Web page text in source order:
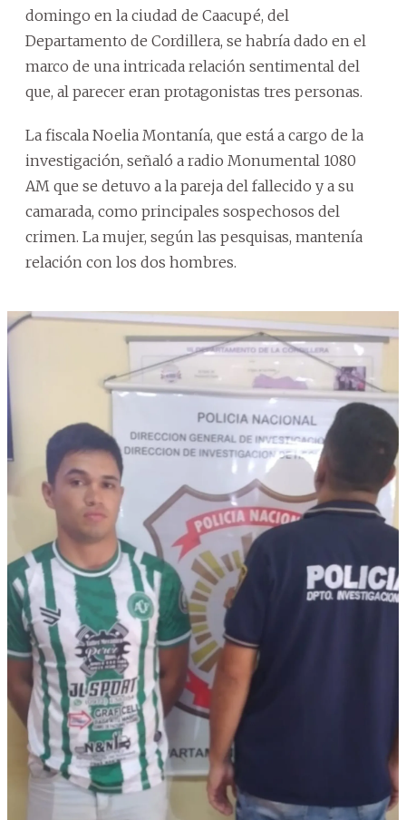
domingo en la ciudad de Caacupé, del
Departamento de Cordillera, se habría dado en el
marco de una intricada relación sentimental del
que, al parecer eran protagonistas tres personas.
La fiscala Noelia Montanía, que está a cargo de la
investigación, señaló a radio Monumental 1080
AM que se detuvo a la pareja del fallecido y a su
camarada, como principales sospechosos del
crimen. La mujer, según las pesquisas, mantenía
relación con los dos hombres.